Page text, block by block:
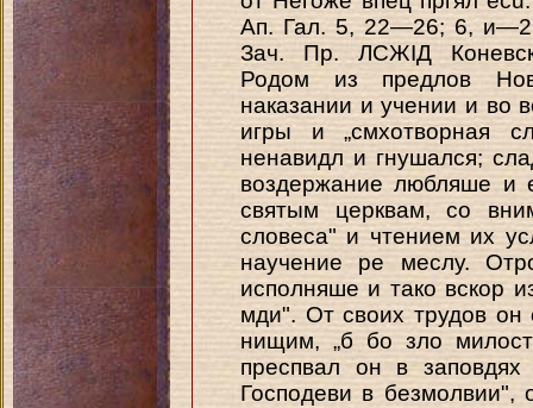
Ап. Гал. 5, 22—26; 6,
Зач. Пр. ЛСЖІД
Родом из предлов
наказании и учении и во
игры и „смхотворная
ненавидл и гнушался;
воздержание любляше и
святым церквам, со
словеса" и чтением их
научение ре меслу.
исполняше и тако вскор
мди". От своих трудов
нищим, „б бо зло
преспвал он в
Господеви в